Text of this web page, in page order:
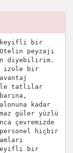
keyifli bir
peyzajı
diyebilirim.
izole bir
tatlılar
kadar
güler yüzlü
çevremizde
hiçbir
keyifli bir